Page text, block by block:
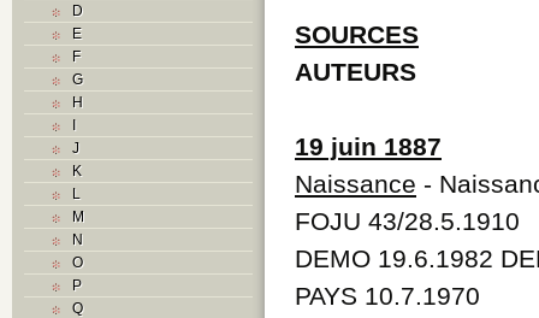
D
E
F
G
H
I
J
K
L
M
N
O
P
Q
SOURCES
AUTEURS
19 juin 1887
Naissance -
FOJU 43/28.5.1910
DEMO 19.6.1982
PAYS 10.7.1970